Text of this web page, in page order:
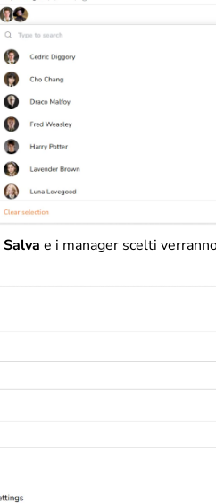
Salva e i manager scelti